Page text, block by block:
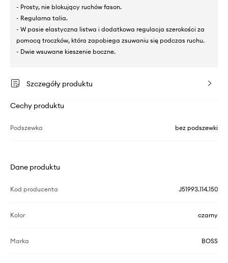
- Prosty, nie blokujący ruchów fason.
- Regularna talia.
- W pasie elastyczna listwa i dodatkowa regulacja szerokości za
pomocą troczków, która zapobiega zsuwaniu się podczas ruchu.
- Dwie wsuwane kieszenie boczne.
Szczegóły produktu
Cechy produktu
Podszewka bez podszewki
Dane produktu
Kod producenta J51993.114.150
Kolor czarny
Marka BOSS